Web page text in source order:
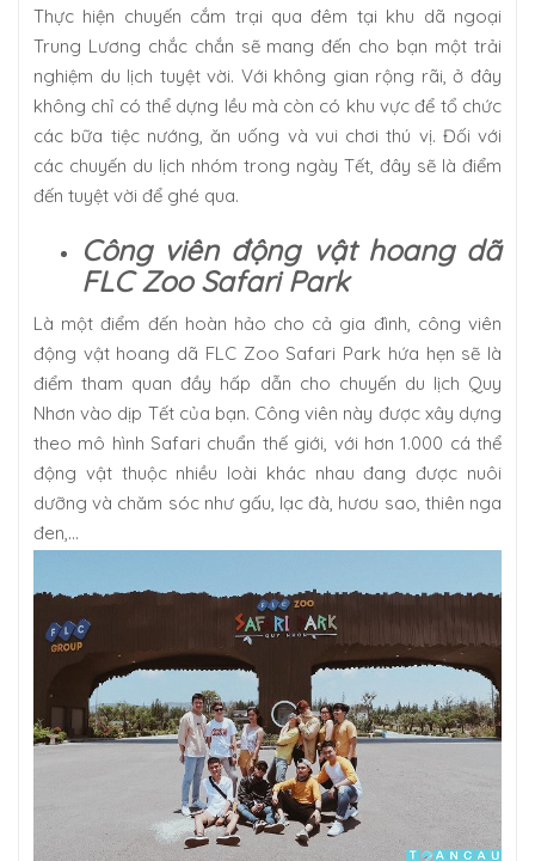
Thực hiện chuyến cắm trại qua đêm tại khu dã ngoại
Trung Lương chắc chắn sẽ mang đến cho bạn một trải
nghiệm du lịch tuyệt vời. Với không gian rộng rãi, ở đây
không chỉ có thể dựng lều mà còn có khu vực để tổ chức
các bữa tiệc nướng, ăn uống và vui chơi thú vị. Đối với
các chuyến du lịch nhóm trong ngày Tết, đây sẽ là điểm
đến tuyệt vời để ghé qua.
Công viên động vật hoang dã
FLC Zoo Safari Park
Là một điểm đến hoàn hảo cho cả gia đình, công viên
động vật hoang dã FLC Zoo Safari Park hứa hẹn sẽ là
điểm tham quan đầy hấp dẫn cho chuyến du lịch Quy
Nhơn vào dịp Tết của bạn. Công viên này được xây dựng
theo mô hình Safari chuẩn thế giới, với hơn 1.000 cá thể
động vật thuộc nhiều loài khác nhau đang được nuôi
dưỡng và chăm sóc như gấu, lạc đà, hươu sao, thiên nga
đen,...